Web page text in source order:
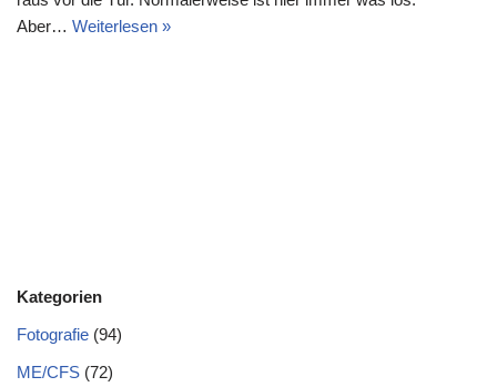
Aber… Weiterlesen »
Kategorien
Fotografie (94)
ME/CFS (72)